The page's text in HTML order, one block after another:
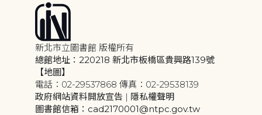
新北市立圖書館 版權所有
總館地址：220218 新北市板橋區貴興路139號
【地圖】
電話：02-29537868 傳真：02-29538139
政府網站資料開放宣告 | 隱私權聲明
圖書館信箱：cad2170001@ntpc.gov.tw